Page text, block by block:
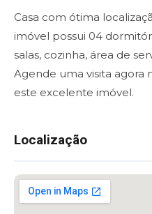
Casa com ótima
imóvel possui 04
salas, cozinha, área de
Agende uma visita agora
este excelente imóvel.
Localização